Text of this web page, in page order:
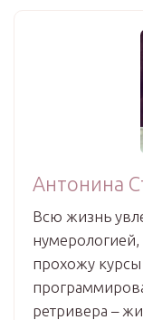
Антонина
Всю жизнь
нумерологией,
прохожу
ретривера –